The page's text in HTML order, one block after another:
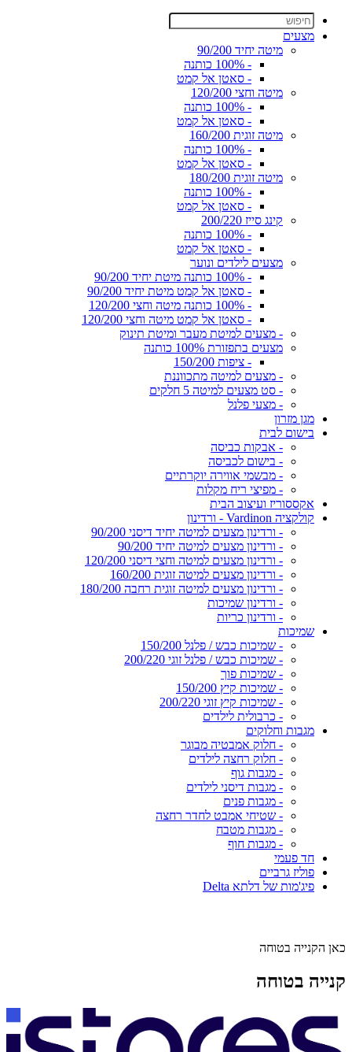
מצעים
מיטה יחיד 90/200
- 100% כותנה
- סאטן אל קמט
מיטה וחצי 120/200
- 100% כותנה
- סאטן אל קמט
מיטה זוגית 160/200
- 100% כותנה
- סאטן אל קמט
מיטה זוגית 180/200
- 100% כותנה
- סאטן אל קמט
קינג סייז 200/220
- 100% כותנה
- סאטן אל קמט
מצעים לילדים ונוער
- 100% כותנה מיטת יחיד 90/200
- סאטן אל קמט מיטת יחיד 90/200
- 100% כותנה מיטה וחצי 120/200
- סאטן אל קמט מיטה וחצי 120/200
- מצעים למיטת מעבר ומיטת תינוק
מצעים בתפזורת 100% כותנה
- ציפות 150/200
- מצעים למיטה מתכווננת
- סט מצעים למיטה 5 חלקים
- מצעי פלנל
מגן מזרון
בישום לבית
- אבקות כביסה
- בישום לכביסה
- מבשמי אווירה יוקרתיים
- מפיצי ריח מקלות
אקססוריז ועיצוב הבית
קולקציה Vardinon - ורדינון
- ורדינון מצעים למיטה יחיד דיסני 90/200
- ורדינון מצעים למיטה יחיד 90/200
- ורדינון מצעים למיטה וחצי דיסני 120/200
- ורדינון מצעים למיטה זוגית 160/200
- ורדינון מצעים למיטה זוגית רחבה 180/200
- ורדינון שמיכות
- ורדינון כריות
שמיכות
- שמיכות כבש / פלנל 150/200
- שמיכות כבש / פלנל זוגי 200/220
- שמיכות פוך
- שמיכות קיץ 150/200
- שמיכות קיץ זוגי 200/220
- כרבולית לילדים
מגבות וחלוקים
- חלוק אמבטיה מבוגר
- חלוק רחצה לילדים
- מגבות גוף
- מגבות דיסני לילדים
- מגבות פנים
- שטיחי אמבט לחדר רחצה
- מגבות מטבח
- מגבות חוף
חד פעמי
פוליז גרביים
פיג'מות של דלתא Delta
כאן הקנייה בטוחה
קנייה בטוחה